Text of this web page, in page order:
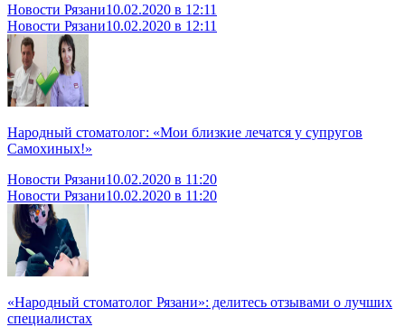
Новости Рязани10.02.2020 в 12:11
Новости Рязани10.02.2020 в 12:11
Народный стоматолог: «Мои близкие лечатся у супругов
Самохиных!»
Новости Рязани10.02.2020 в 11:20
Новости Рязани10.02.2020 в 11:20
«Народный стоматолог Рязани»: делитесь отзывами о лучших
специалистах